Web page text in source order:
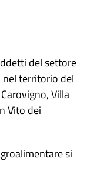
del settore
territorio del
Villa
Vito dei
si